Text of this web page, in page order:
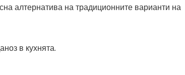
алтернатива на традиционните варианти на
в кухнята.